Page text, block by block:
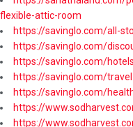
flexible-attic-room
https://savinglo.com/all-
https://savinglo.com/
https://savinglo.com/hotels
https://savinglo.com/
https://savinglo.com/
https://
https://